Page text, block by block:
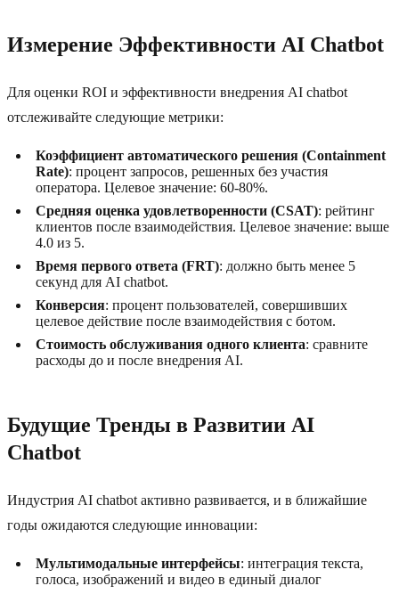
Измерение Эффективности AI Chatbot
Для оценки ROI и эффективности внедрения AI chatbot
отслеживайте следующие метрики:
Коэффициент автоматического решения (Containment
Rate): процент запросов, решенных без участия
оператора. Целевое значение: 60-80%.
Средняя оценка удовлетворенности (CSAT): рейтинг
клиентов после взаимодействия. Целевое значение: выше
4.0 из 5.
Время первого ответа (FRT): должно быть менее 5
секунд для AI chatbot.
Конверсия: процент пользователей, совершивших
целевое действие после взаимодействия с ботом.
Стоимость обслуживания одного клиента: сравните
расходы до и после внедрения AI.
Будущие Тренды в Развитии AI
Chatbot
Индустрия AI chatbot активно развивается, и в ближайшие
годы ожидаются следующие инновации:
Мультимодальные интерфейсы: интеграция текста,
голоса, изображений и видео в единый диалог